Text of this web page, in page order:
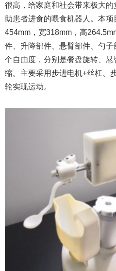
很高，给家庭和社会带来极大
助患者进食的喂食机器人。本
454mm，宽318mm，高
件、升降部件、悬臂部件、勺
个自由度，分别是餐盘旋转、
缩。主要采用步进电机+丝杠、
轮实现运动。